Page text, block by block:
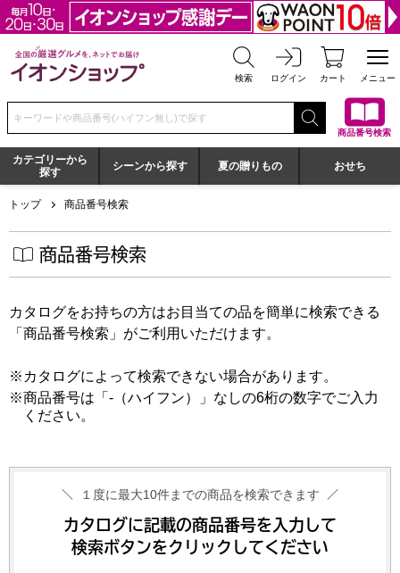
全国の厳選グルメを、ネットでお届け イオンショップ
検索 ログイン カート メニュー
検索キーワードまたは商品番号を入力してください
商品番号検索
カテゴリーから
探す
シーンから探す 夏の贈りもの おせち
トップ 商品番号検索
商品番号検索
カタログをお持ちの方はお目当ての品を簡単に検索できる
「商品番号検索」がご利用いただけます。
カタログによって検索できない場合があります。
商品番号は「-（ハイフン）」なしの6桁の数字でご入力
ください。
１度に最大10件までの商品を検索できます
カタログに記載の商品番号を入力して
検索ボタンをクリックしてください